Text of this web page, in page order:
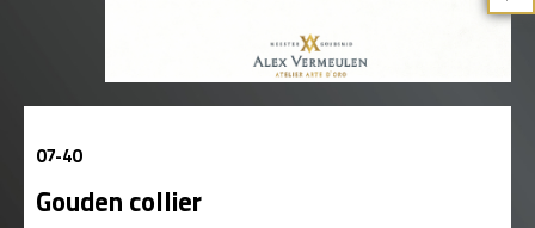
07-40
Gouden collier